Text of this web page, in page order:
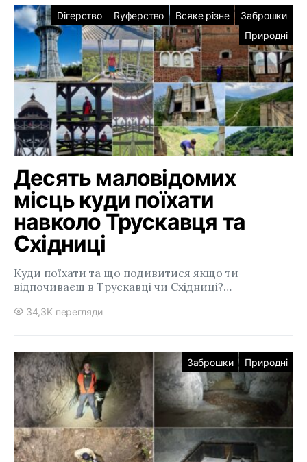
Dігерство Rуферство Всяке різне
Заброшки
Природні
Десять маловідомих
місць куди поїхати
навколо Трускавця та
Східниці
Куди поїхати та що подивитися якщо ти
відпочиваєш в Трускавці чи Східниці?…
34,3K перегляди
Заброшки Природні